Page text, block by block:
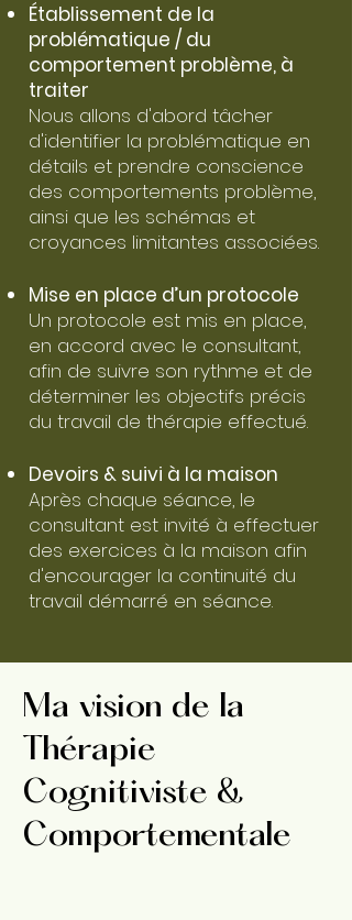
Établissement de la
problématique / du
comportement problème, à
traiter
Nous allons d'abord tâcher
d'identifier la problématique en
détails et prendre conscience
des comportements problème,
ainsi que les schémas et
croyances limitantes associées.
Mise en place d’un protocole
Un protocole est mis en place,
en accord avec le consultant,
afin de suivre son rythme et de
déterminer les objectifs précis
du travail de thérapie effectué.
Devoirs & suivi à la maison
Après chaque séance, le
consultant est invité à effectuer
des exercices à la maison afin
d'encourager la continuité du
travail démarré en séance.
Ma vision de la
Thérapie
Cognitiviste &
Comportementale